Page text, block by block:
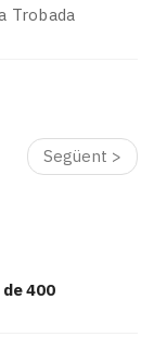
Trobada
Següent >
400